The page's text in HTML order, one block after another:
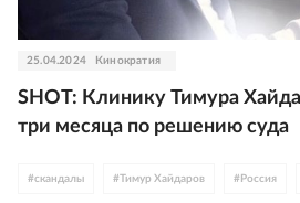
25.04.2024 Кинократия
SHOT: Клинику Тимура
три месяца по решению суда
#скандалы #Тимур Хайдаров # Россия